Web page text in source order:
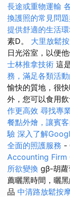
長途或重物運輸
換護照的常見問
提供舒適的生活
素D。 大里放鬆
日光浴室，以便
士林推拿技術 這
務，滿足各類活
愉快的質地，很
外，您可以食用
作更高效 尋找專
餐點外燴，讓賓
驗 深入了解
全面的照護服務 -
Accounting Firm
所欲變換 gβ-胡蘿
薦曬黑時間，曬
品 中清路放鬆按